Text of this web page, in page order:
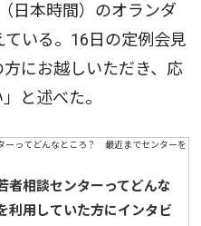
日本時間）のオランダ
いる。16日の定例会見
にお越しいただき、応
と述べた。
者相談センターってどんな
用していた方にインタビ